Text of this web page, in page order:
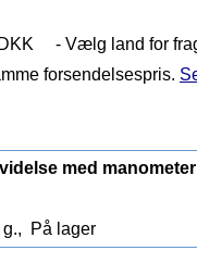
- Vælg land for
forsendelsespris.
med manometer
På lager